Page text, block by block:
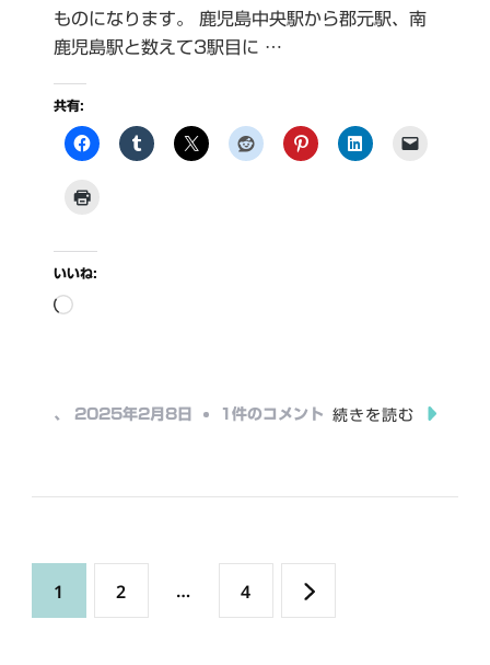
ものになります。 鹿児島中央駅から郡元駅、南
鹿児島駅と数えて3駅目に …
共有:
いいね:
読
中…
、 2025年2月8日 宇
1件のコメント 続きを読む
投
固
1 固
2 … 固
4